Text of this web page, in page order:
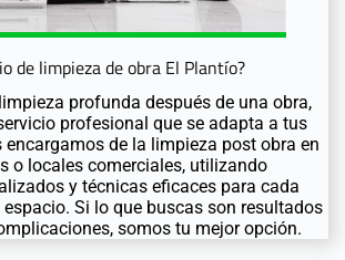
de limpieza de obra El Plantío?
profunda después de una obra,
profesional que se adapta a tus
encargamos de la limpieza post obra en
o locales comerciales, utilizando
y técnicas eficaces para cada
Si lo que buscas son resultados
somos tu mejor opción.